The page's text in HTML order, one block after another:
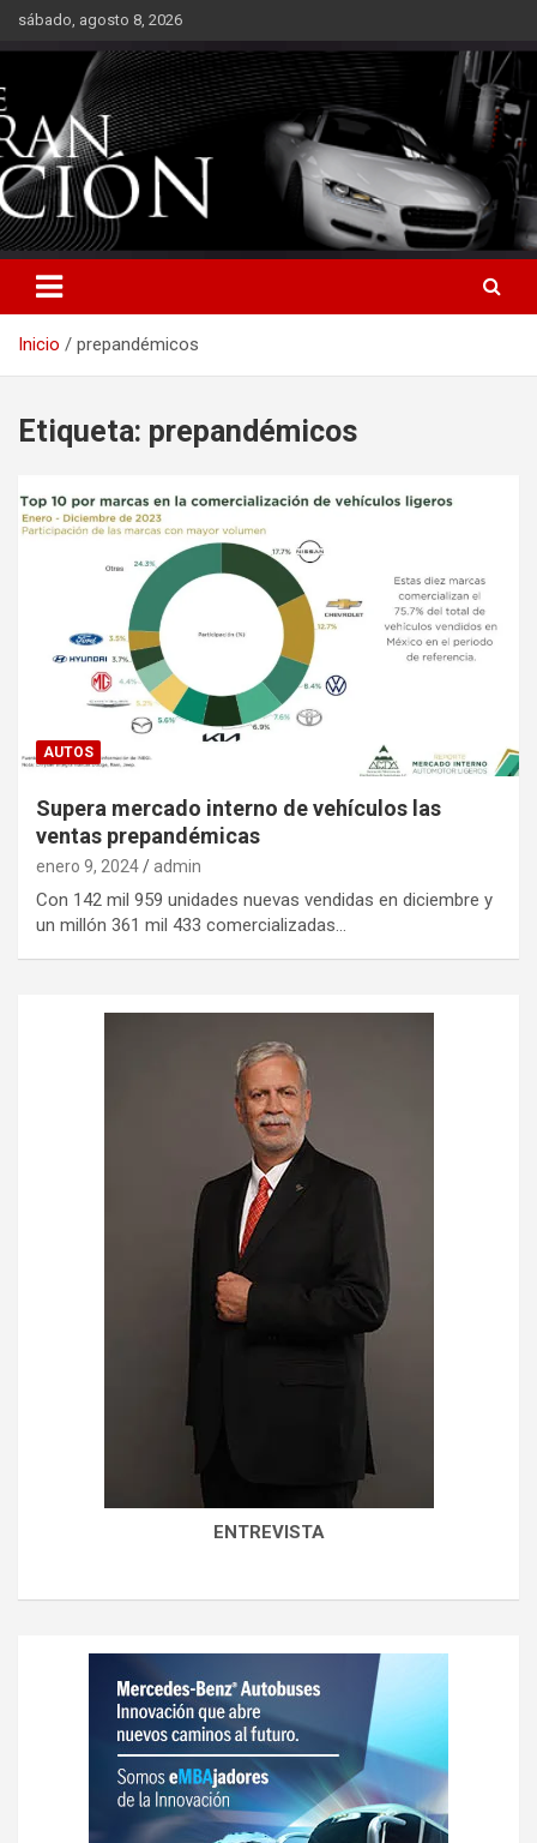
Saltarsábado, agosto 8, 2026
Inicio prepandémicos
Etiqueta: prepandémicos
AUTOS
Supera mercado interno de vehículos las
ventas prepandémicas
enero 9, 2024 admin
Con 142 mil 959 unidades nuevas vendidas en diciembre y
un millón 361 mil 433 comercializadas…
ENTREVISTA